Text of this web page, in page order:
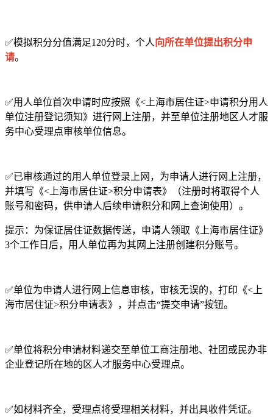
✅模拟积分分值满足120分时，个人向所在单位提出积分申
请。
✅用人单位首次申请时应按照《<上海市居住证>申请积分用人
单位注册登记须知》进行网上注册，并至单位注册地区人才服
务中心受理点审核单位信息。
✅已审核通过的用人单位登录上网，为申请人进行网上注册，
并填写《<上海市居住证>积分申请表》（注册时将取得个人
账号和密码，供申请人后续申请积分和网上查询使用）。
提示：为保证居住证数据传送，申请人领取《上海市居住证》
3个工作日后，用人单位再为其网上注册创建积分账号。
✅单位为申请人进行网上信息审核，审核无误的，打印《<上
海市居住证>积分申请表》，并点击“提交申请”按钮。
✅单位将积分申请材料递交至单位工商注册地、社团或民办非
企业登记所在地的区人才服务中心受理点。
✅如材料齐全，受理点将受理相关材料，并出具收件凭证。